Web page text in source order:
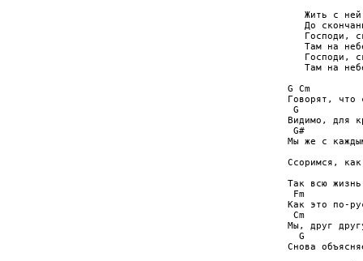
Жить с
До
Господи,
Там на
Господи,
Там на
G Cm
Говорят, что
G
Видимо, для
G#
Мы же с
Ссоримся,
Так всю
Fm
Как это по-
Cm
Мы, друг
G
Снова